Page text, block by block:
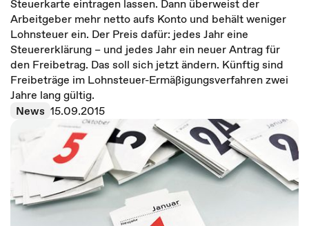
Steuerkarte eintragen lassen. Dann überweist der
Arbeitgeber mehr netto aufs Konto und behält weniger
Lohnsteuer ein. Der Preis dafür: jedes Jahr eine
Steuererklärung – und jedes Jahr ein neuer Antrag für
den Freibetrag. Das soll sich jetzt ändern. Künftig sind
Freibeträge im Lohnsteuer-Ermäßigungsverfahren zwei
Jahre lang gültig.
News 15.09.2015